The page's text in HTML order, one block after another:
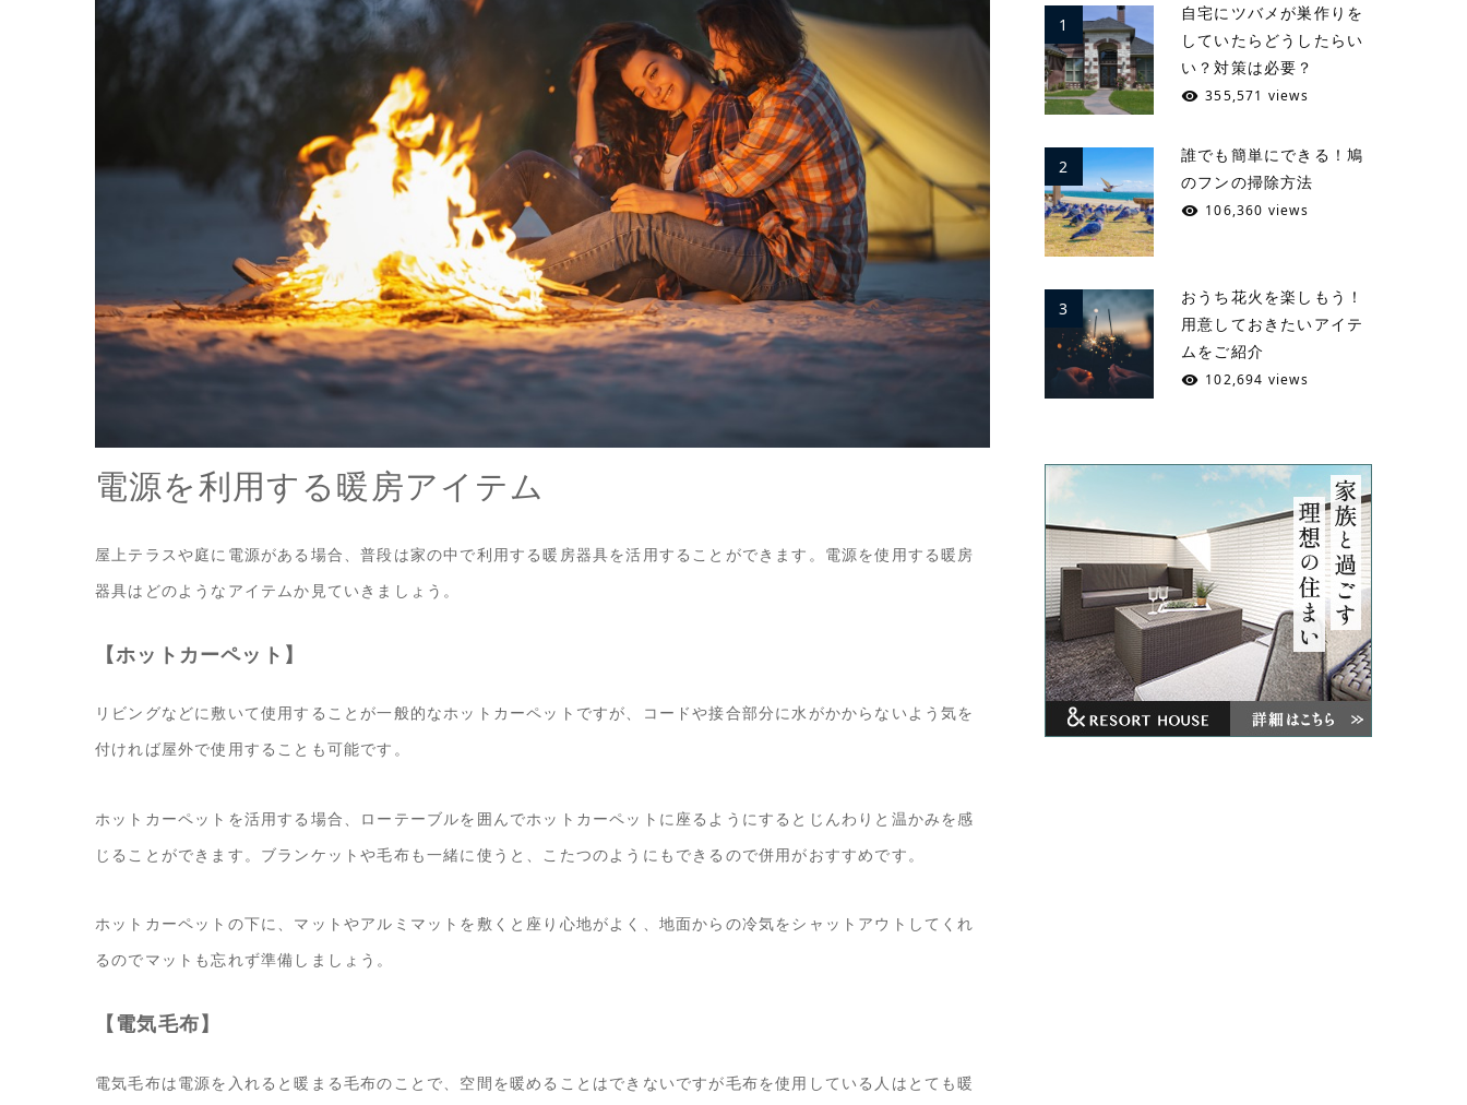
電源を利用する暖房アイテム
屋上テラスや庭に電源がある場合、普段は家の中で利用する暖房器具を活用することができます。電源を使用する暖房
器具はどのようなアイテムか見ていきましょう。
【ホットカーペット】
リビングなどに敷いて使用することが一般的なホットカーペットですが、コードや接合部分に水がかからないよう気を
付ければ屋外で使用することも可能です。
ホットカーペットを活用する場合、ローテーブルを囲んでホットカーペットに座るようにするとじんわりと温かみを感
じることができます。ブランケットや毛布も一緒に使うと、こたつのようにもできるので併用がおすすめです。
ホットカーペットの下に、マットやアルミマットを敷くと座り心地がよく、地面からの冷気をシャットアウトしてくれ
るのでマットも忘れず準備しましょう。
【電気毛布】
電気毛布は電源を入れると暖まる毛布のことで、空間を暖めることはできないですが毛布を使用している人はとても暖
1
自宅にツバメが巣作りを
していたらどうしたらい
い？対策は必要？
355,571 views
2
誰でも簡単にできる！鳩
のフンの掃除方法
106,360 views
3
おうち花火を楽しもう！
用意しておきたいアイテ
ムをご紹介
102,694 views